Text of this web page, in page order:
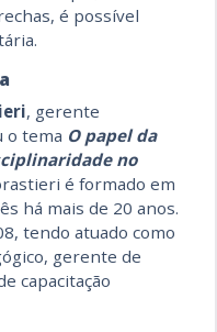
é possível
, gerente
o tema O papel da
no
é formado em
há mais de 20 anos.
tendo atuado como
gerente de
capacitação